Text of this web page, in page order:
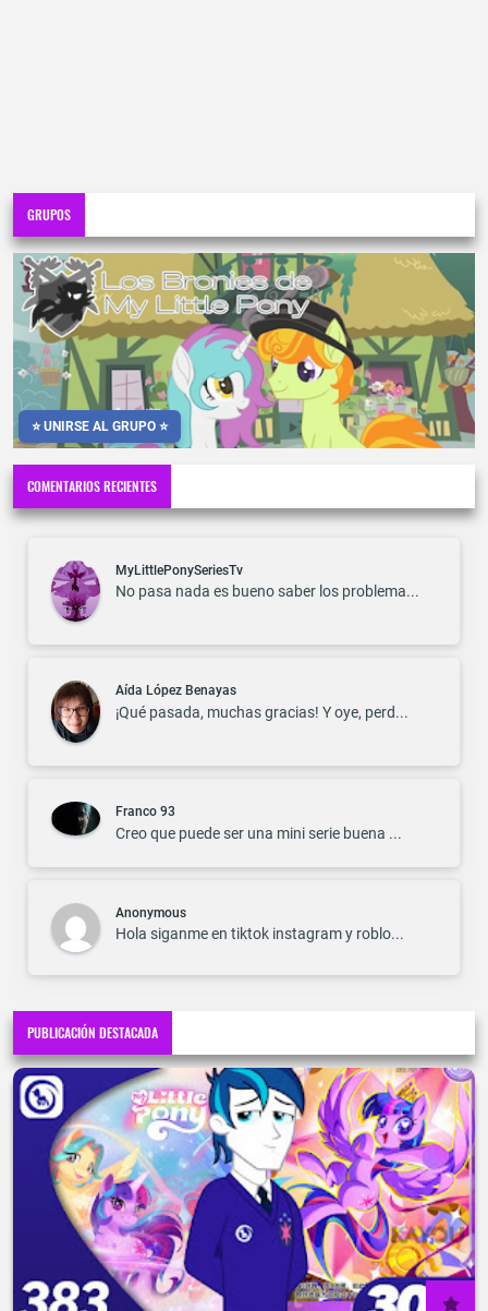
GRUPOS
⭐ UNIRSE AL GRUPO ⭐
COMENTARIOS RECIENTES
MyLittlePonySeriesTv
No pasa nada es bueno saber los problema...
Aída López Benayas
¡Qué pasada, muchas gracias! Y oye, perd...
Franco 93
Creo que puede ser una mini serie buena ...
Anonymous
Hola siganme en tiktok instagram y roblo...
PUBLICACIÓN DESTACADA